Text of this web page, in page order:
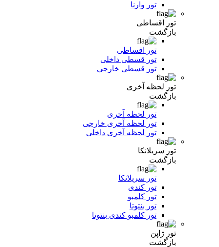
تور وارنا
تور اقساطی
بازگشت
تور اقساطی
تور قسطی داخلی
تور قسطی خارجی
تور لحظه آخری
بازگشت
تور لحظه آخری
تور لحظه آخری خارجی
تور لحظه آخری داخلی
تور سریلانکا
بازگشت
تور سریلانکا
تور کندی
تور کلمبو
تور بنتوتا
تور کلمبو کندی بنتوتا
تور ژاپن
بازگشت